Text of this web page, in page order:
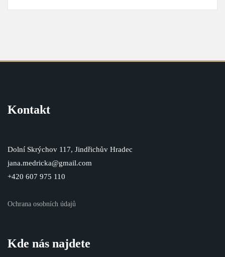
Kontakt
Dolní Skrýchov 117, Jindřichův Hradec
jana.medricka@gmail.com
+420 607 975 110
Ochrana osobních údajů
Kde nás najdete